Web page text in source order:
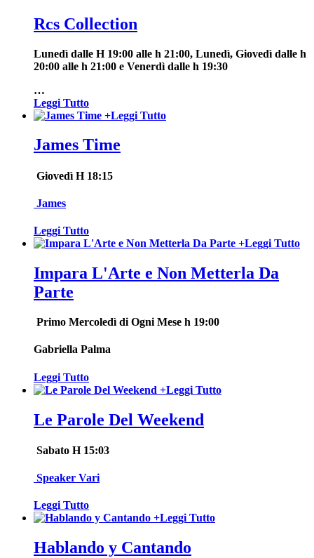
Rcs Collection
Lunedì dalle H 19:00 alle h 21:00, Lunedì, Giovedì dalle h
20:00 alle h 21:00 e Venerdì dalle h 19:30
…
Leggi Tutto
+Leggi Tutto
James Time
Giovedì H 18:15
James
Leggi Tutto
+Leggi Tutto
Impara L'Arte e Non Metterla Da
Parte
Primo Mercoledì di Ogni Mese h 19:00
Gabriella Palma
Leggi Tutto
+Leggi Tutto
Le Parole Del Weekend
Sabato H 15:03
Speaker Vari
Leggi Tutto
+Leggi Tutto
Hablando y Cantando